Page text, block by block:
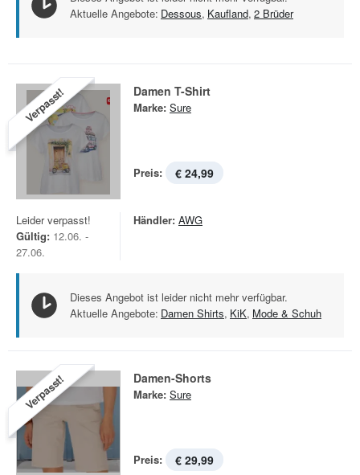
Aktuelle Angebote: Dessous, Kaufland, 2 Brüder
Verpasst! Damen T-Shirt
Marke: Sure
Preis: € 24,99
Leider verpasst!
Gültig: 12.06. -
27.06.
Händler: AWG
Dieses Angebot ist leider nicht mehr verfügbar.
Aktuelle Angebote: Damen Shirts, KiK, Mode & Schuh
Verpasst! Damen-Shorts
Marke: Sure
Preis: € 29,99